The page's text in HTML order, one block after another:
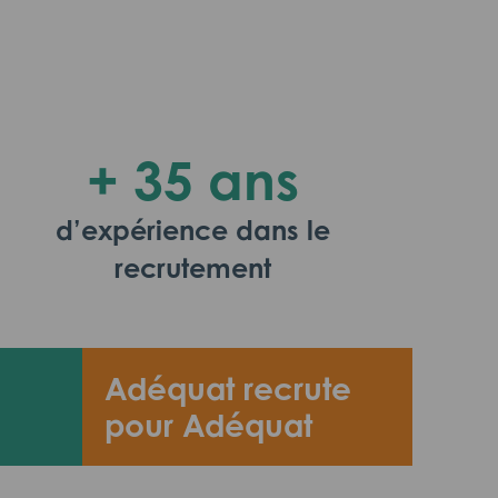
Adéquat recrute
pour Adéquat
+ 35 ans
d’expérience dans le
recrutement